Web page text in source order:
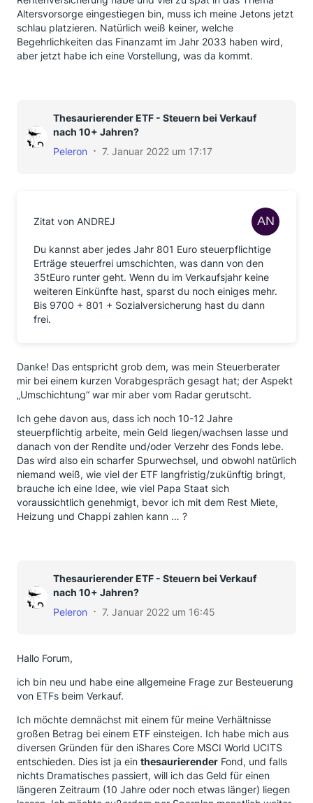
Altersvorsorge eingestiegen bin, muss ich meine Jetons jetzt
schlau platzieren. Natürlich weiß keiner, welche
Begehrlichkeiten das Finanzamt im Jahr 2033 haben wird,
aber jetzt habe ich eine Vorstellung, was da kommt.
Thesaurierender ETF - Steuern bei Verkauf
nach 10+ Jahren?
Peleron
7. Januar 2022 um 17:17
Zitat von ANDREJ
Du kannst aber jedes Jahr 801 Euro steuerpflichtige
Erträge steuerfrei umschichten, was dann von den
35tEuro runter geht. Wenn du im Verkaufsjahr keine
weiteren Einkünfte hast, sparst du noch einiges mehr.
Bis 9700 + 801 + Sozialversicherung hast du dann
frei.
Danke! Das entspricht grob dem, was mein Steuerberater
mir bei einem kurzen Vorabgespräch gesagt hat; der Aspekt
„Umschichtung“ war mir aber vom Radar gerutscht.
Ich gehe davon aus, dass ich noch 10-12 Jahre
steuerpflichtig arbeite, mein Geld liegen/wachsen lasse und
danach von der Rendite und/oder Verzehr des Fonds lebe.
Das wird also ein scharfer Spurwechsel, und obwohl natürlich
niemand weiß, wie viel der ETF langfristig/zukünftig bringt,
brauche ich eine Idee, wie viel Papa Staat sich
voraussichtlich genehmigt, bevor ich mit dem Rest Miete,
Heizung und Chappi zahlen kann … ?
Thesaurierender ETF - Steuern bei Verkauf
nach 10+ Jahren?
Peleron
7. Januar 2022 um 16:45
Hallo Forum,
ich bin neu und habe eine allgemeine Frage zur Besteuerung
von ETFs beim Verkauf.
Ich möchte demnächst mit einem für meine Verhältnisse
großen Betrag bei einem ETF einsteigen. Ich habe mich aus
diversen Gründen für den iShares Core MSCI World UCITS
entschieden. Dies ist ja ein thesaurierender Fond, und falls
nichts Dramatisches passiert, will ich das Geld für einen
längeren Zeitraum (10 Jahre oder noch etwas länger) liegen